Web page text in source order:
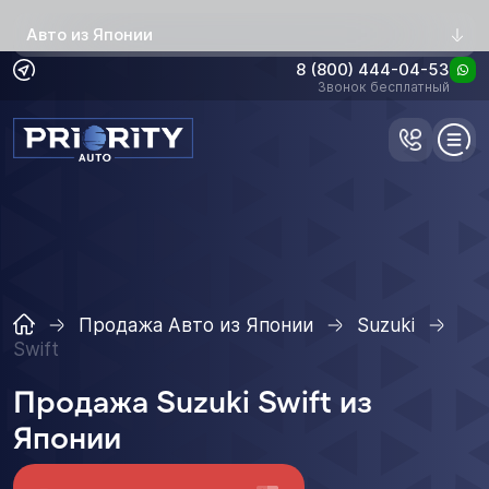
Авто из Японии
8 (800) 444-04-53
Звонок бесплатный
Продажа Авто из Японии
Suzuki
Swift
Продажа Suzuki Swift из
Японии